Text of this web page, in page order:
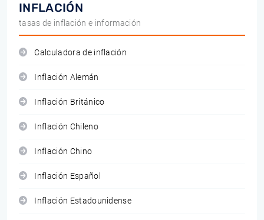
INFLACIÓN
tasas de inflación e información
Calculadora de inflación
Inflación Alemán
Inflación Británico
Inflación Chileno
Inflación Chino
Inflación Español
Inflación Estadounidense